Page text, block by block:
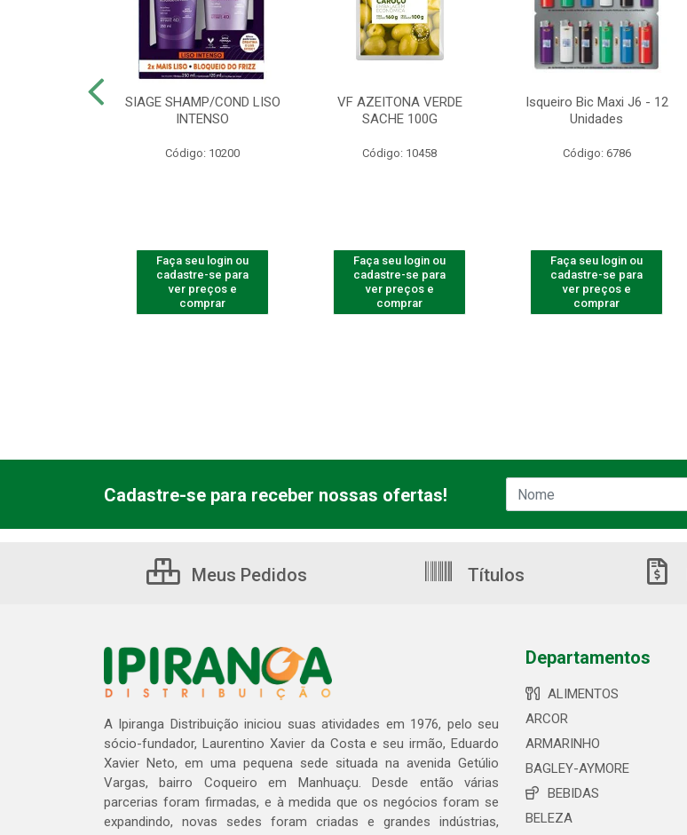
SIAGE SHAMP/COND LISO
INTENSO
Código: 10200
Faça seu login ou
cadastre-se para
ver preços e
comprar
VF AZEITONA VERDE
SACHE 100G
Código: 10458
Faça seu login ou
cadastre-se para
ver preços e
comprar
Isqueiro Bic Maxi J6 - 12
Unidades
Código: 6786
Faça seu login ou
cadastre-se para
ver preços e
comprar
Cadastre-se para receber nossas ofertas!
Meus Pedidos Títulos
A Ipiranga Distribuição iniciou suas atividades em 1976, pelo seu
sócio-fundador, Laurentino Xavier da Costa e seu irmão, Eduardo
Xavier Neto, em uma pequena sede situada na avenida Getúlio
Vargas, bairro Coqueiro em Manhuaçu. Desde então várias
parcerias foram firmadas, e à medida que os negócios foram se
expandindo, novas sedes foram criadas e grandes indústrias,
Departamentos
ALIMENTOS
ARCOR
ARMARINHO
BAGLEY-AYMORE
BEBIDAS
BELEZA